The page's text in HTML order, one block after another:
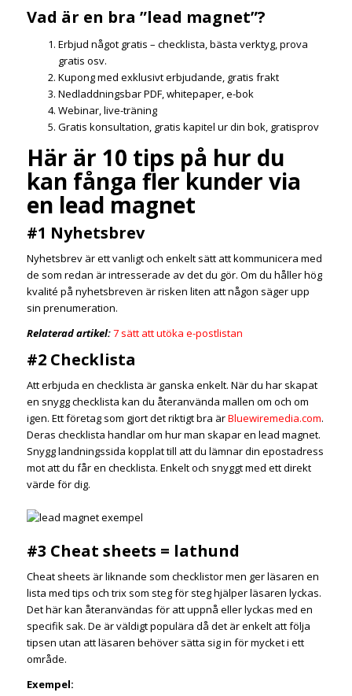
Vad är en bra ”lead magnet”?
Erbjud något gratis – checklista, bästa verktyg, prova
gratis osv.
Kupong med exklusivt erbjudande, gratis frakt
Nedladdningsbar PDF, whitepaper, e-bok
Webinar, live-träning
Gratis konsultation, gratis kapitel ur din bok, gratisprov
Här är 10 tips på hur du
kan fånga fler kunder via
en lead magnet
#1 Nyhetsbrev
Nyhetsbrev är ett vanligt och enkelt sätt att kommunicera med
de som redan är intresserade av det du gör. Om du håller hög
kvalité på nyhetsbreven är risken liten att någon säger upp
sin prenumeration.
Relaterad artikel:7 sätt att utöka e-postlistan
#2 Checklista
Att erbjuda en checklista är ganska enkelt. När du har skapat
en snygg checklista kan du återanvända mallen om och om
igen. Ett företag som gjort det riktigt bra ärBluewiremedia.com.
Deras checklista handlar om hur man skapar en lead magnet.
Snygg landningssida kopplat till att du lämnar din epostadress
mot att du får en checklista. Enkelt och snyggt med ett direkt
värde för dig.
#3 Cheat sheets = lathund
Cheat sheets är liknande som checklistor men ger läsaren en
lista med tips och trix som steg för steg hjälper läsaren lyckas.
Det här kan återanvändas för att uppnå eller lyckas med en
specifik sak. De är väldigt populära då det är enkelt att följa
tipsen utan att läsaren behöver sätta sig in för mycket i ett
område.
Exempel: